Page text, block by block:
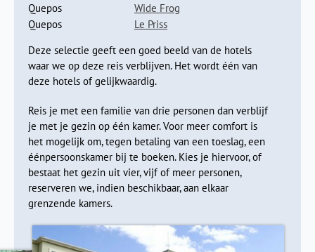
Na een paar dagen zon, zee en strand vervolgen we onze
reis richting Quepos waar we een bezoek brengen aan het
Nationaal Park
langs de steile kustweg naar de ingang van dit beschermde
natuurgebied. De dichte jungle groeit tot aan het strand. Je
Quepos
Wide Frog
Quepos
Le Priss
Deze selectie geeft een goed beeld van de hotels
waar we op deze reis verblijven. Het wordt één van
deze hotels of gelijkwaardig.
Reis je met een familie van drie personen dan verblijf
je met je gezin op één kamer. Voor meer comfort is
het mogelijk om, tegen betaling van een toeslag, een
éénpersoonskamer bij te boeken. Kies je hiervoor, of
bestaat het gezin uit vier, vijf of meer personen,
reserveren we, indien beschikbaar, aan elkaar
grenzende kamers.